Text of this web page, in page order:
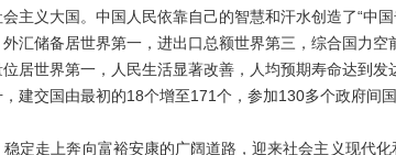
主义大国。中国人民依靠自己的智慧和汗水创造了“中国
储备居世界第一，进出口总额世界第三，综合国力空
世界第一，人民生活显著改善，人均预期寿命达到发
交国由最初的18个增至171个，参加130多个政府间
走上奔向富裕安康的广阔道路，迎来社会主义现代化